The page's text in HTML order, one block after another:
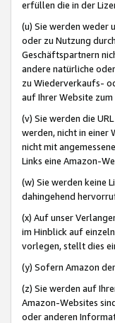
erfüllen die in der
(u) Sie werden weder
oder zu Nutzung
Geschäftspartnern
andere natürliche
zu Wiederverkaufs-
auf Ihrer Website
(v) Sie werden die
werden, nicht in einer
nicht mit
Links eine Amazon-
(w) Sie werden keine
dahingehend
(x) Auf unser
im Hinblick auf
vorlegen, stellt dies
(y) Sofern Amazon
(z) Sie werden auf
Amazon-Websites
oder anderen